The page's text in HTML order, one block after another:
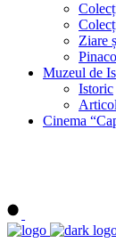
Ziare
Muzeul de
Istoric
Cinema